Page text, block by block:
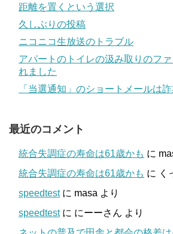
距離を置くという選択
久しぶりの投稿
ニコニコ生放送のトラブル
アパートのトイレの汲み取りのフ
れました
「当選通知」のショートメールは
最近のコメント
統合失調症の寿命は61歳かも に
統合失調症の寿命は61歳かも に く
speedtestに masa より
speedtestに にーーさん より